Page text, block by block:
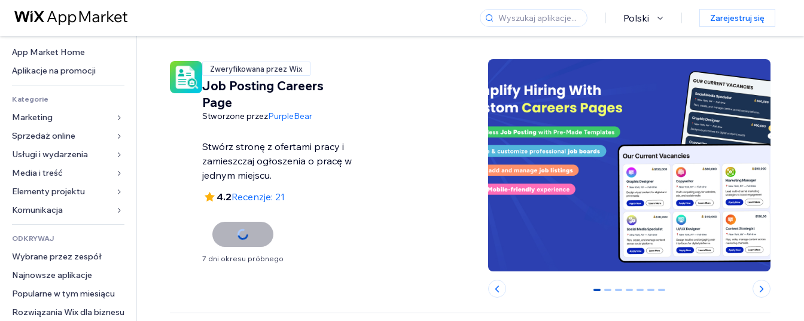
Polski Zarejestruj się
App Market Home
Aplikacje na promocji
Kategorie
Marketing
Reklamy
Smartfon
Analityka
Listy witryn
E-mail
Sprzedaż online
Aplikacje do sklepów
Wysyłka i dostawa
Przyciski sprzedaży
Rachunkowość
Kupony i lojalność
Rozwiązania dla
magazynowania
Dropshipping
Ceny i subskrypcja
Usługi i wydarzenia
Hotele
Wydarzenia
Restauracje
Nieruchomości
Rezerwacje
Media i treść
Galeria
Muzyka
Podkasty
Fotografia
Film
PDF
Udostępnianie plików
Wiadomości
Elementy projektu
Mapy i nawigacja
Prywatność i bezpieczeństwo
Zegar
Szablony stron
Efekty obrazu
Przyciski i menu
Banery i odznaki
Formularze
Ankiety
Czat
Komentarze
Telefon
ODKRYWAJ
Wybrane przez zespół
Najnowsze aplikacje
Popularne w tym miesiącu
Rozwiązania Wix dla biznesu
Zweryfikowana przez Wix
Job Posting Careers
Page
Stworzone przezPurpleBear
Stwórz stronę z ofertami pracy i
zamieszczaj ogłoszenia o pracę w
jednym miejscu.
4.2Recenzje: 21
7 dni okresu próbnego
0 1 2 3 4 5 6